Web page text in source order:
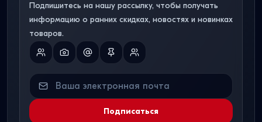
Подпишитесь на нашу рассылку, чтобы получать
информацию о ранних скидках, новостях и новинках
товаров.
Подписаться